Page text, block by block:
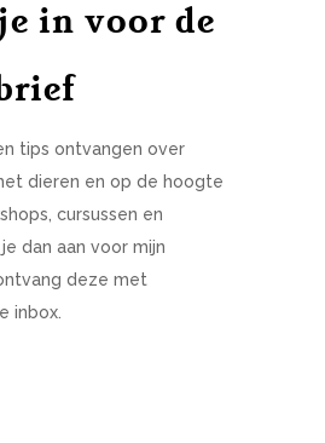
in voor de
tips ontvangen over
dieren en op de hoogte
cursussen en
dan aan voor mijn
deze met
inbox.